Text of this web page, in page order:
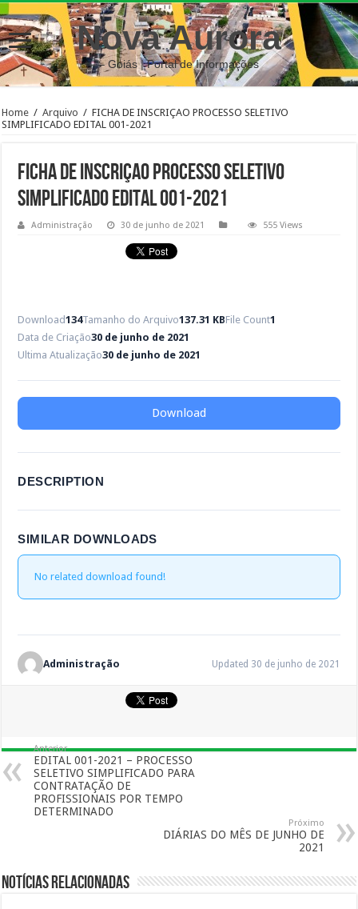
Nova Aurora
– Goiás | Portal de Informações
Home / Arquivo / FICHA DE INSCRIÇAO PROCESSO SELETIVO
SIMPLIFICADO EDITAL 001-2021
FICHA DE INSCRIÇAO PROCESSO SELETIVO
SIMPLIFICADO EDITAL 001-2021
Administração 30 de junho de 2021 555 Views
Download134Tamanho do Arquivo137.31 KBFile Count1
Data de Criação30 de junho de 2021
Ultima Atualização30 de junho de 2021
Download
DESCRIPTION
SIMILAR DOWNLOADS
No related download found!
Administração Updated 30 de junho de 2021
Anterior
EDITAL 001-2021 – PROCESSO
SELETIVO SIMPLIFICADO PARA
CONTRATAÇÃO DE
PROFISSIONAIS POR TEMPO
DETERMINADO
Próximo
DIÁRIAS DO MÊS DE JUNHO DE
2021
Notícias Relacionadas